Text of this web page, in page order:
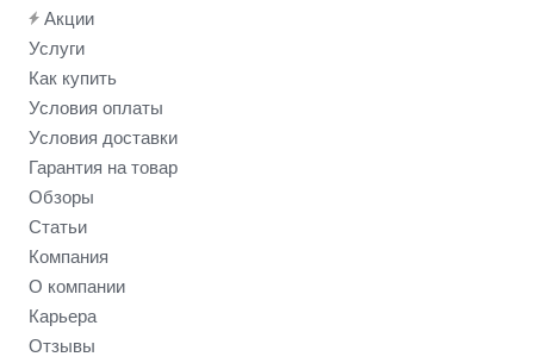
Акции
Услуги
Как купить
Условия оплаты
Условия доставки
Гарантия на товар
Обзоры
Статьи
Компания
О компании
Карьера
Отзывы